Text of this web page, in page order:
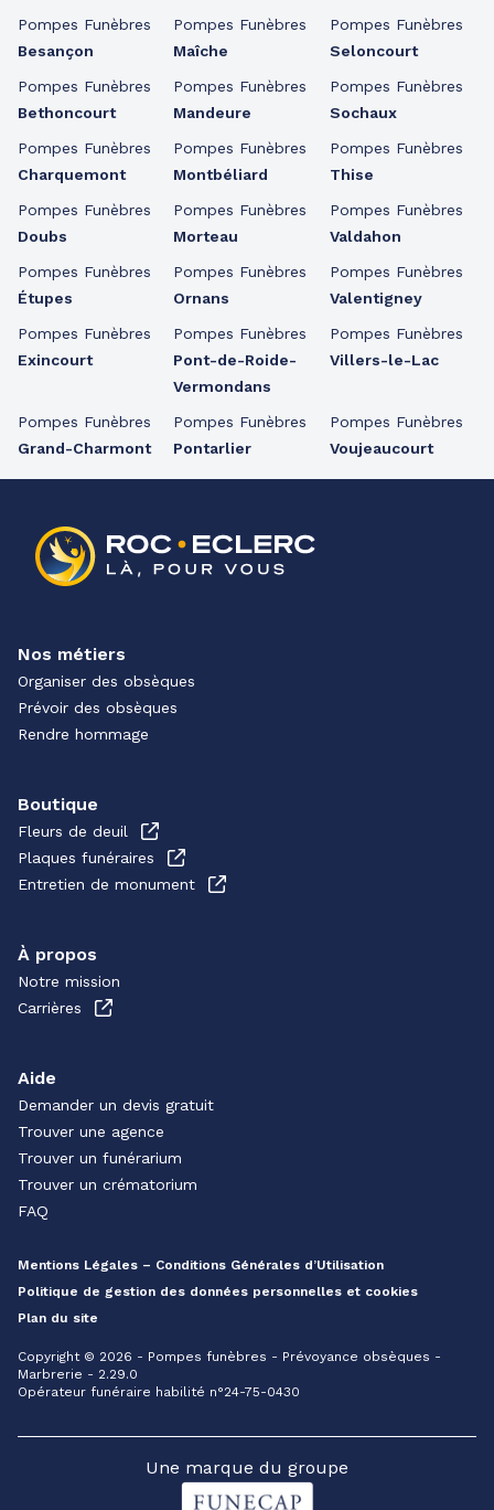
Pompes Funèbres
Besançon
Pompes Funèbres
Bethoncourt
Pompes Funèbres
Charquemont
Pompes Funèbres
Doubs
Pompes Funèbres
Étupes
Pompes Funèbres
Exincourt
Pompes Funèbres
Grand-Charmont
Pompes Funèbres
Maîche
Pompes Funèbres
Mandeure
Pompes Funèbres
Montbéliard
Pompes Funèbres
Morteau
Pompes Funèbres
Ornans
Pompes Funèbres
Pont-de-Roide-
Vermondans
Pompes Funèbres
Pontarlier
Pompes Funèbres
Seloncourt
Pompes Funèbres
Sochaux
Pompes Funèbres
Thise
Pompes Funèbres
Valdahon
Pompes Funèbres
Valentigney
Pompes Funèbres
Villers-le-Lac
Pompes Funèbres
Voujeaucourt
Nos métiers
Organiser des obsèques
Prévoir des obsèques
Rendre hommage
Boutique
Fleurs de deuil
Plaques funéraires
Entretien de monument
À propos
Notre mission
Carrières
Aide
Demander un devis gratuit
Trouver une agence
Trouver un funérarium
Trouver un crématorium
FAQ
Mentions Légales – Conditions Générales d’Utilisation
Politique de gestion des données personnelles et cookies
Plan du site
Copyright © 2026 - Pompes funèbres - Prévoyance obsèques -
Marbrerie - 2.29.0
Opérateur funéraire habilité n°24-75-0430
Une marque du groupe